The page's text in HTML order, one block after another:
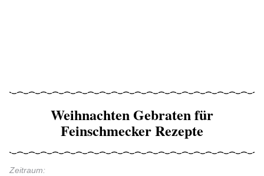
Weihnachten Gebraten für
Feinschmecker Rezepte
Zeitraum: